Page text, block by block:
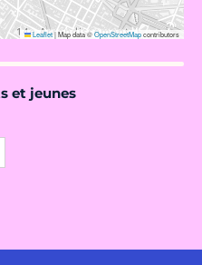
Leaflet|Map data ©OpenStreetMapcontributors
et jeunes